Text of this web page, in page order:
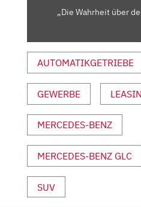
ANZEIGEN„Die Wahrheit über
AUTOMATIKGETRIEBE
GEWERBE
MERCEDES-BENZ
MERCEDES-BENZ GLC
SUV